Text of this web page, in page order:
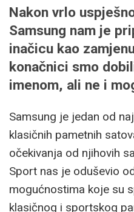
Nakon vrlo
Samsung nam je
inačicu kao
konačnici smo
imenom, ali ne i
Samsung je jedan od
klasičnih pametnih
očekivanja od njihovih
Sport nas je oduševio
mogućnostima koje su
klasičnog i sportskog